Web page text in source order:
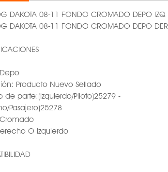
DAKOTA 08-11 FONDO CROMADO DEPO IZQ
DAKOTA 08-11 FONDO CROMADO DEPO DER
Producto Nuevo Sellado
de parte:(Izquierdo/Piloto)25279 -
Pasajero)25278
O Izquierdo